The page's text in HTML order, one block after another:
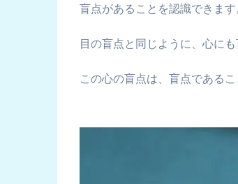
盲点があることを認識できます
目の盲点と同じように、心にも
この心の盲点は、盲点である